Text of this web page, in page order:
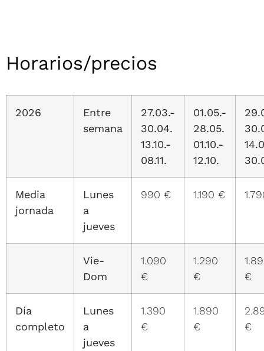
Horarios/precios
2026
Entre
semana
27.03.-
30.04.
13.10.-
08.11.
01.05.-
28.05.
01.10.-
12.10.
Media
jornada
Lunes
a
jueves
990 € 1.190 €
Vie-
Dom
1.090
€
1.290
€
€
Día
completo
Lunes
a
jueves
1.390
€
1.890
€
€